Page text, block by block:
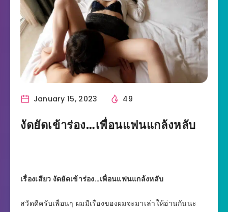
January 15, 2023 49
งัดยัดเข้าร่อง…เพื่อนแฟนแกล้งหลับ
เรื่องเสียว งัดยัดเข้าร่อง…เพื่อนแฟนแกล้งหลับ
สวัดดีครับเพื่อนๆ ผมมีเรื่องของผมจะมาเล่าให้อ่านกันนะ